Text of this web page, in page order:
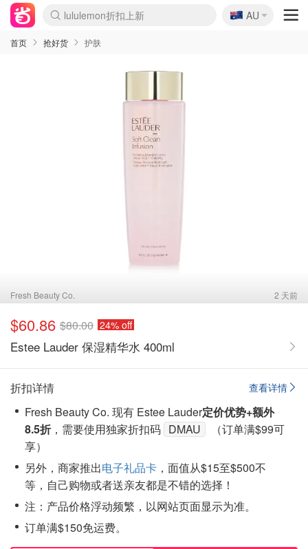
lululemon折扣上新
Sasa美妆护肤3.5折
SSENSE年中2.5折
FreshBeauty好价汇总
Cettire降价+叠9折
WWS Coles超市实拍
viagogo二手票捡漏
Myer超级周末
The Outnet奢牌1折起
David Jones 3折起
Flannels大牌1折
Perfumes Club护肤1折
AMIRO面罩$251
Amazon折扣汇总
eToro入金$200送$50
Amazon数码好物
ICONIC本周7.5折
ThedoubleF高奢地板价
Moose Knuckles 6折
丝芙兰5折起
EUFY摄像头$98
Selenichast首饰2折
Trip机票酒店促销
YSL送5件彩妆礼
Amazon家居好物
Amazon美妆护肤
雅漾大喷$8
过敏原检测盒$33
伊索独家赠50ml沐浴露
科颜氏高保湿面霜$29
SEALIFE海洋馆门票6折
丝塔芙大白罐$16
订阅Newsletter送香薰
Cult Beauty 6.8折
Harrods圣诞日历$525
LN-CC奢牌私促3折
d'Alba空姐喷雾$16
EVE LOM套装£56
Bernardelli独家4折
Adore Beauty 6折起
CT圣诞日历
Mytheresa奢品2.7折
Luxury Escapes 9折
Currentbody美容仪$881
MOON Garden Live
Roborock扫地机$649
Tingo Life水杯$24
Valentino官网5折
CR洗护套装$23
修丽可4件套$159
Myer彩妆2件7折
GANNI官网4.5折
Stylevana韩妆4折
Tessabit高奢8.5折
OGX洗发水$11
Amazon阿德莱德次日达
卡诗8.5折+赠礼
Philips Hue灯具8折
🇦🇺
AU
首页 抢好货 护肤
Fresh Beauty Co. 2 天前
$60.86 $80.00 24% off
Estee Lauder 保湿精华水 400ml
查看详情
折扣详情
Fresh Beauty Co. 现有 Estee Lauder定价优势+额外
8.5折 ，需要使用独家折扣码 DMAU
（订单满$99可
享）
另外，商家推出电子礼品卡 ，面值从$15至$500不
等，自己购物或者送亲友都是不错的选择！
注：产品价格浮动频繁，以网站页面显示为准。
订单满$150免运费。